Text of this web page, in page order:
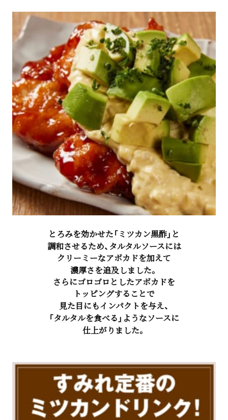
とろみを効かせた「ミツカン黒酢」と
調和させるため、タルタルソースには
クリーミーなアボカドを加えて
濃厚さを追及しました。
さらにゴロゴロとしたアボカドを
トッピングすることで
見た目にもインパクトを与え、
「タルタルを食べる」ようなソースに
仕上がりました。